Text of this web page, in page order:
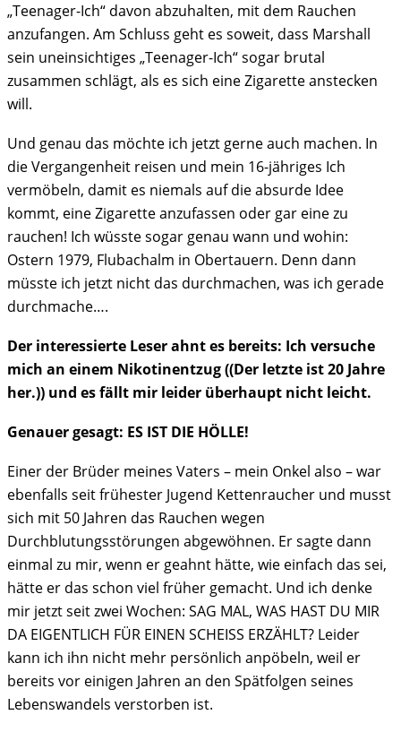
„Teenager-Ich“ davon abzuhalten, mit dem Rauchen
anzufangen. Am Schluss geht es soweit, dass Marshall
sein uneinsichtiges „Teenager-Ich“ sogar brutal
zusammen schlägt, als es sich eine Zigarette anstecken
will.
Und genau das möchte ich jetzt gerne auch machen. In
die Vergangenheit reisen und mein 16-jähriges Ich
vermöbeln, damit es niemals auf die absurde Idee
kommt, eine Zigarette anzufassen oder gar eine zu
rauchen! Ich wüsste sogar genau wann und wohin:
Ostern 1979, Flubachalm in Obertauern. Denn dann
müsste ich jetzt nicht das durchmachen, was ich gerade
durchmache….
Der interessierte Leser ahnt es bereits: Ich versuche
mich an einem Nikotinentzug ((Der letzte ist 20 Jahre
her.)) und es fällt mir leider überhaupt nicht leicht.
Genauer gesagt: ES IST DIE HÖLLE!
Einer der Brüder meines Vaters – mein Onkel also – war
ebenfalls seit frühester Jugend Kettenraucher und musst
sich mit 50 Jahren das Rauchen wegen
Durchblutungsstörungen abgewöhnen. Er sagte dann
einmal zu mir, wenn er geahnt hätte, wie einfach das sei,
hätte er das schon viel früher gemacht. Und ich denke
mir jetzt seit zwei Wochen: SAG MAL, WAS HAST DU MIR
DA EIGENTLICH FÜR EINEN SCHEISS ERZÄHLT? Leider
kann ich ihn nicht mehr persönlich anpöbeln, weil er
bereits vor einigen Jahren an den Spätfolgen seines
Lebenswandels verstorben ist.